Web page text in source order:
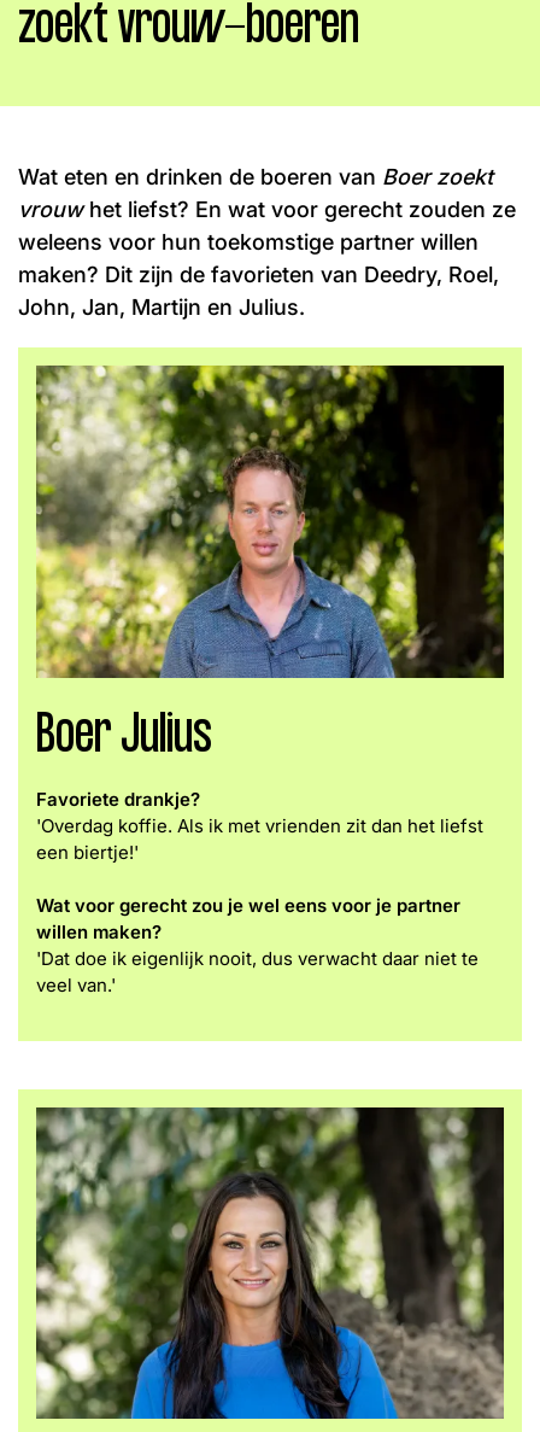
Word lid
Facebook
Instagram
John Julius
zoekt vrouw-boeren
Wat eten en drinken de boeren van Boer zoekt
vrouwhet liefst? En wat voor gerecht zouden ze
weleens voor hun toekomstige partner willen
maken? Dit zijn de favorieten van Deedry, Roel,
John, Jan, Martijn en Julius.
Boer Julius
Favoriete drankje?
'Overdag koffie. Als ik met vrienden zit dan het liefst
een biertje!'
Wat voor gerecht zou je wel eens voor je partner
willen maken?
'Dat doe ik eigenlijk nooit, dus verwacht daar niet te
veel van.'